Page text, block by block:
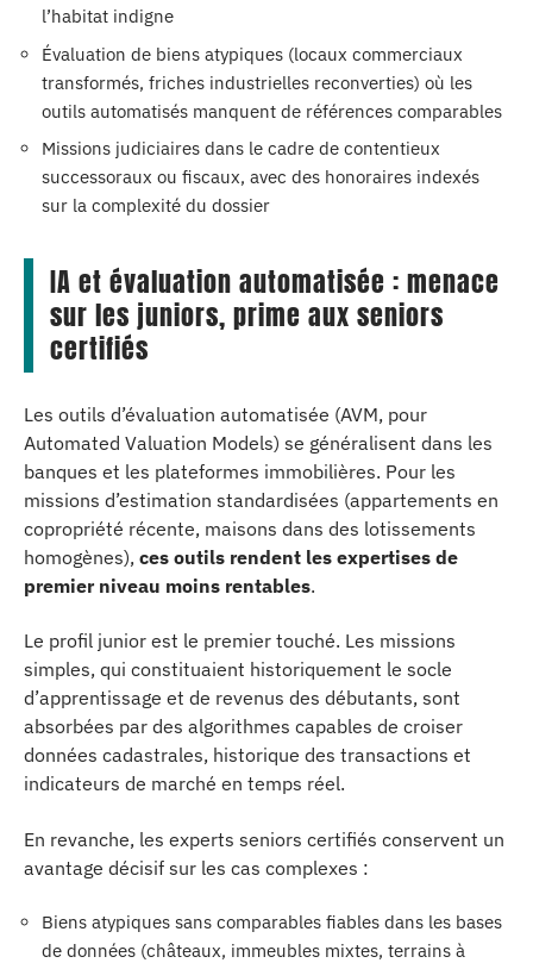
l’habitat indigne
Évaluation de biens atypiques (locaux commerciaux
transformés, friches industrielles reconverties) où les
outils automatisés manquent de références comparables
Missions judiciaires dans le cadre de contentieux
successoraux ou fiscaux, avec des honoraires indexés
sur la complexité du dossier
IA et évaluation automatisée : menace
sur les juniors, prime aux seniors
certifiés
Les outils d’évaluation automatisée (AVM, pour
Automated Valuation Models) se généralisent dans les
banques et les plateformes immobilières. Pour les
missions d’estimation standardisées (appartements en
copropriété récente, maisons dans des lotissements
homogènes), ces outils rendent les expertises de
premier niveau moins rentables.
Le profil junior est le premier touché. Les missions
simples, qui constituaient historiquement le socle
d’apprentissage et de revenus des débutants, sont
absorbées par des algorithmes capables de croiser
données cadastrales, historique des transactions et
indicateurs de marché en temps réel.
En revanche, les experts seniors certifiés conservent un
avantage décisif sur les cas complexes :
Biens atypiques sans comparables fiables dans les bases
de données (châteaux, immeubles mixtes, terrains à